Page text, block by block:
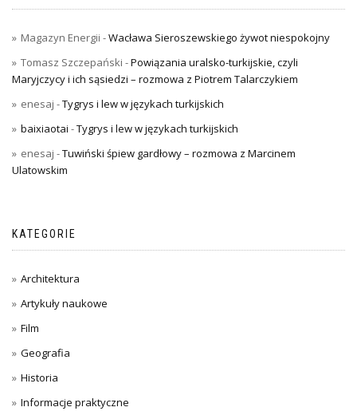
Magazyn Energii -Wacława Sieroszewskiego żywot niespokojny
Tomasz Szczepański -Powiązania uralsko-turkijskie, czyli
Maryjczycy i ich sąsiedzi – rozmowa z Piotrem Talarczykiem
enesaj -Tygrys i lew w językach turkijskich
baixiaotai -Tygrys i lew w językach turkijskich
enesaj -Tuwiński śpiew gardłowy – rozmowa z Marcinem
Ulatowskim
KATEGORIE
Architektura
Artykuły naukowe
Film
Geografia
Historia
Informacje praktyczne